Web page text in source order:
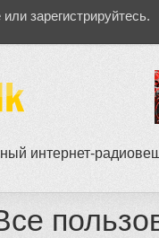
зарегистрируйтесь.
интернет-